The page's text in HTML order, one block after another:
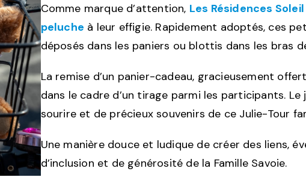
Comme marque d’attention, Les Résidences
peluche à leur effigie. Rapidement adoptés, ces
déposés dans les paniers ou blottis dans les bras
La remise d’un panier-cadeau, gracieusement
dans le cadre d’un tirage parmi les participants.
sourire et de précieux souvenirs de ce Julie-Tour
Une manière douce et ludique de créer des liens,
d’inclusion et de générosité de la Famille Savoie.